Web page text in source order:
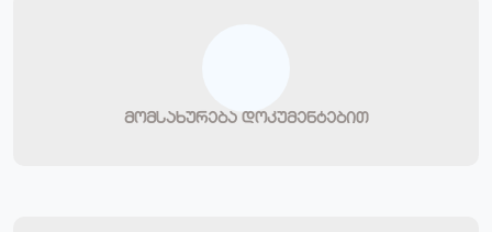
მომსახურება დოკუმენტებით